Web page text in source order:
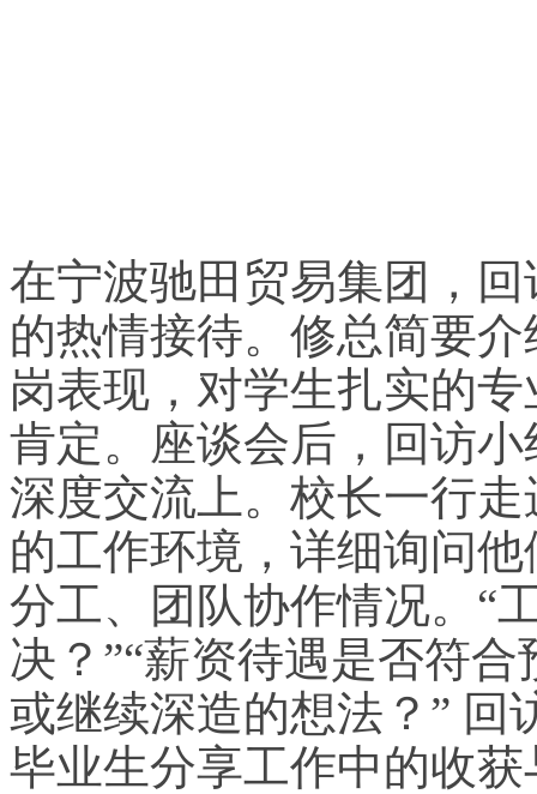
在宁波驰田贸易集团，
的热情接待。修总简要
岗表现，对学生扎实的
肯定。座谈会后，回访
深度交流上。校长一行
的工作环境，详细询问
分工、团队协作情况。“
决？”“薪资待遇是否符
或继续深造的想法？” 回
毕业生分享工作中的收